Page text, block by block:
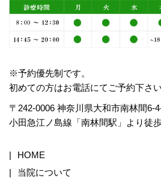
※予約優先制です。
初めての方はお電話にてご予約下さい
〒242-0006 神奈川県大和市南林間6-
小田急江ノ島線「南林間駅」より徒
HOME
当院について